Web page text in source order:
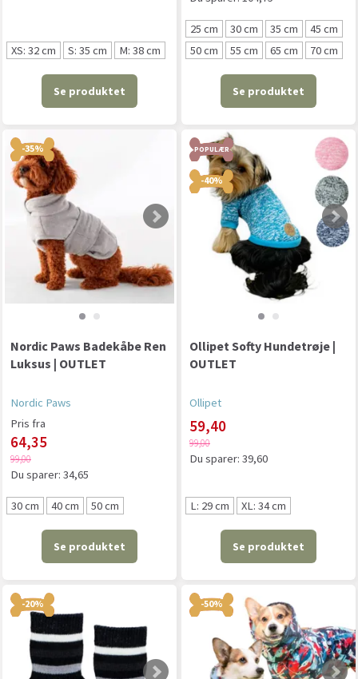
XS: 32 cm S: 35 cm M: 38 cm
Se produktet
25 cm 30 cm 35 cm
45 cm
50 cm
55 cm 65 cm 70 cm
Se produktet
-35%
Nordic Paws Badekåbe Ren
Luksus | OUTLET
Nordic Paws
Pris fra
64,35
99,00
Du sparer: 34,65
30 cm 40 cm 50 cm
Se produktet
POPULÆR
-40%
Ollipet Softy Hundetrøje |
OUTLET
Ollipet
59,40
99,00
Du sparer: 39,60
L: 29 cm XL: 34 cm
Se produktet
-20% -50%